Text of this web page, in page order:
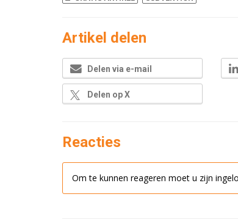
Artikel delen
Delen via e-mail
Delen op X
Reacties
Om te kunnen reageren moet u zijn